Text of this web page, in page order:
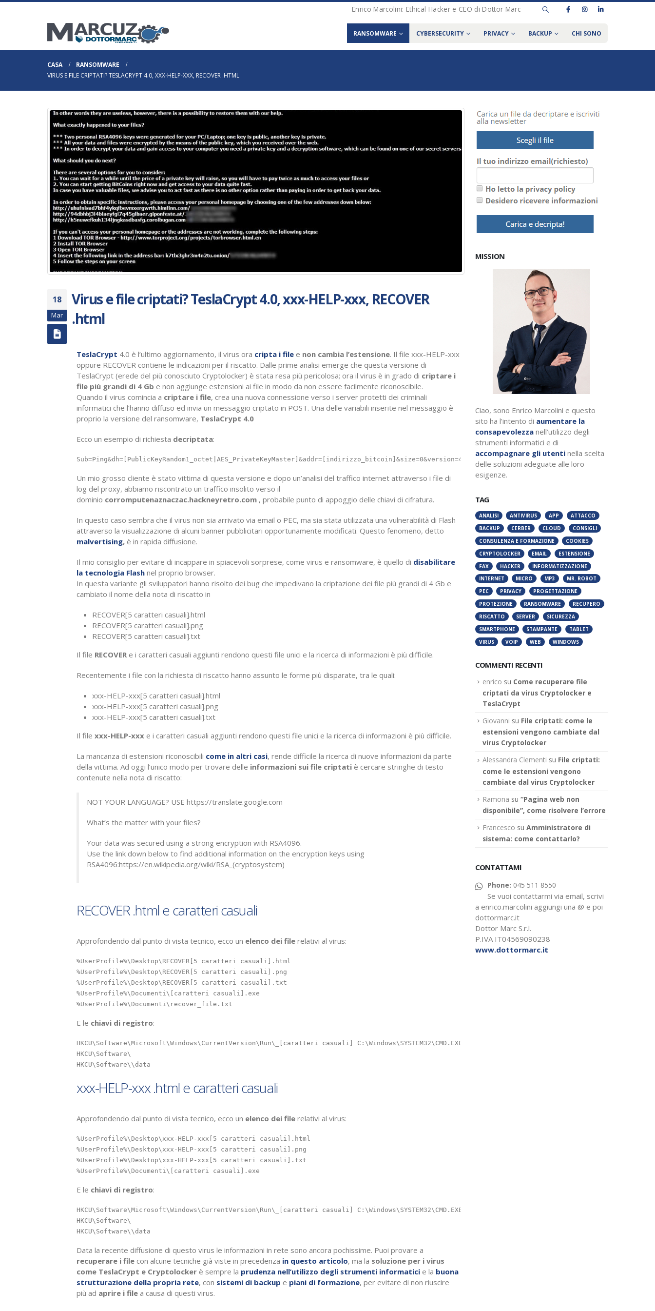
Enrico Marcolini: Ethical Hacker e CEO di Dottor Marc
RANSOMWARE CYBERSECURITY PRIVACY BACKUP CHI SONO
CASA
RANSOMWARE
VIRUS E FILE CRIPTATI? TESLACRYPT 4.0, XXX-HELP-XXX, RECOVER .HTML
18
Mar
Virus e file criptati? TeslaCrypt 4.0, xxx-HELP-xxx, RECOVER
.html
TeslaCrypt 4.0 è l’ultimo aggiornamento, il virus ora cripta i file e non cambia l’estensione. Il file xxx-HELP-xxx
oppure RECOVER contiene le indicazioni per il riscatto. Dalle prime analisi emerge che questa versione di
TeslaCrypt (erede del più conosciuto Cryptolocker) è stata resa più pericolosa; ora il virus è in grado di criptare i
file più grandi di 4 Gb e non aggiunge estensioni ai file in modo da non essere facilmente riconoscibile.
Quando il virus comincia a criptare i file, crea una nuova connessione verso i server protetti dei criminali
informatici che l’hanno diffuso ed invia un messaggio criptato in POST. Una delle variabili inserite nel messaggio è
proprio la versione del ransomware, TeslaCrypt 4.0
Ecco un esempio di richiesta decriptata:
Sub=Ping&dh=[PublicKeyRandom1_octet|AES_PrivateKeyMaster]&addr=[indirizzo_bitcoin]&size=0&version=4.0&OS=[build_id]&ID=[?]&inst_id=[id_vittima]
Un mio grosso cliente è stato vittima di questa versione e dopo un’analisi del traffico internet attraverso i file di
log del proxy, abbiamo riscontrato un traffico insolito verso il
dominio corromputenaznaczac.hackneyretro.com , probabile punto di appoggio delle chiavi di cifratura.
In questo caso sembra che il virus non sia arrivato via email o PEC, ma sia stata utilizzata una vulnerabilità di Flash
attraverso la visualizzazione di alcuni banner pubblicitari opportunamente modificati. Questo fenomeno, detto
malvertising, è in rapida diffusione.
Il mio consiglio per evitare di incappare in spiacevoli sorprese, come virus e ransomware, è quello di disabilitare
la tecnologia Flash nel proprio browser.
In questa variante gli sviluppatori hanno risolto dei bug che impedivano la criptazione dei file più grandi di 4 Gb e
cambiato il nome della nota di riscatto in
RECOVER[5 caratteri casuali].html
RECOVER[5 caratteri casuali].png
RECOVER[5 caratteri casuali].txt
Il file RECOVER e i caratteri casuali aggiunti rendono questi file unici e la ricerca di informazioni è più difficile.
Recentemente i file con la richiesta di riscatto hanno assunto le forme più disparate, tra le quali:
xxx-HELP-xxx[5 caratteri casuali].html
xxx-HELP-xxx[5 caratteri casuali].png
xxx-HELP-xxx[5 caratteri casuali].txt
Il file xxx-HELP-xxx e i caratteri casuali aggiunti rendono questi file unici e la ricerca di informazioni è più difficile.
La mancanza di estensioni riconoscibili come in altri casi, rende difficile la ricerca di nuove informazioni da parte
della vittima. Ad oggi l’unico modo per trovare delle informazioni sui file criptati è cercare stringhe di testo
contenute nella nota di riscatto:
NOT YOUR LANGUAGE? USE https://translate.google.com
What’s the matter with your files?
Your data was secured using a strong encryption with RSA4096.
Use the link down below to find additional information on the encryption keys using
RSA4096:https://en.wikipedia.org/wiki/RSA_(cryptosystem)
RECOVER .html e caratteri casuali
Approfondendo dal punto di vista tecnico, ecco un elenco dei file relativi al virus:
%UserProfile%\Desktop\RECOVER[5 caratteri casuali].html
%UserProfile%\Desktop\RECOVER[5 caratteri casuali].png
%UserProfile%\Desktop\RECOVER[5 caratteri casuali].txt
%UserProfile%\Documenti\[caratteri casuali].exe
E le chiavi di registro:
HKCU\Software\Microsoft\Windows\CurrentVersion\Run\_[caratteri casuali]	C:\Windows\SYSTEM32\CMD.EXE /C START %UserProfile%\Documents\[caratteri casuali].exe
HKCU\Software\
HKCU\Software\\data
xxx-HELP-xxx .html e caratteri casuali
Approfondendo dal punto di vista tecnico, ecco un elenco dei file relativi al virus:
%UserProfile%\Desktop\xxx-HELP-xxx[5 caratteri casuali].html
%UserProfile%\Desktop\xxx-HELP-xxx[5 caratteri casuali].png
%UserProfile%\Desktop\xxx-HELP-xxx[5 caratteri casuali].txt
E le chiavi di registro:
HKCU\Software\Microsoft\Windows\CurrentVersion\Run\_[caratteri casuali]	C:\Windows\SYSTEM32\CMD.EXE /C START %UserProfile%\Documenti\[caratteri casuali].exe
HKCU\Software\
HKCU\Software\\data
Data la recente diffusione di questo virus le informazioni in rete sono ancora pochissime. Puoi provare a
recuperare i file con alcune tecniche già viste in precedenza in questo articolo, ma la soluzione per i virus
come TeslaCrypt e Cryptolocker è sempre la prudenza nell’utilizzo degli strumenti informatici e la buona
strutturazione della propria rete, con sistemi di backup e piani di formazione, per evitare di non riuscire
più ad aprire i file a causa di questi virus.
MISSION
Ciao, sono Enrico Marcolini e questo
sito ha l'intento di aumentare la
consapevolezzanell’utilizzo degli
strumenti informatici e di
accompagnare gli utentinella scelta
delle soluzioni adeguate alle loro
esigenze.
TAG
ANALISI ANTIVIRUS APP
ATTACCO
BACKUP
CERBER CLOUD
CONSIGLI
CONSULENZA E FORMAZIONE
COOKIES
CRYPTOLOCKER
EMAIL
ESTENSIONE
FAX
HACKER
INFORMATIZZAZIONE
INTERNET
MICRO MP3
MR. ROBOT
PEC
PRIVACY
PROGETTAZIONE
PROTEZIONE
RANSOMWARE
RECUPERO
RISCATTO
SERVER
SICUREZZA
SMARTPHONE
STAMPANTE
TABLET
VIRUS
VOIP WEB WINDOWS
COMMENTI RECENTI
enrico su Come recuperare file
criptati da virus Cryptolocker e
TeslaCrypt
Giovanni su File criptati: come le
estensioni vengono cambiate dal
virus Cryptolocker
Alessandra Clementi su File criptati:
come le estensioni vengono
cambiate dal virus Cryptolocker
Ramona su “Pagina web non
disponibile”, come risolvere l’errore
Francesco su Amministratore di
sistema: come contattarlo?
CONTATTAMI
Phone: 045 511 8550
Se vuoi contattarmi via email, scrivi
a enrico.marcolini aggiungi una @ e poi
dottormarc.it
Dottor Marc S.r.l.
P.IVA IT04569090238
www.dottormarc.it